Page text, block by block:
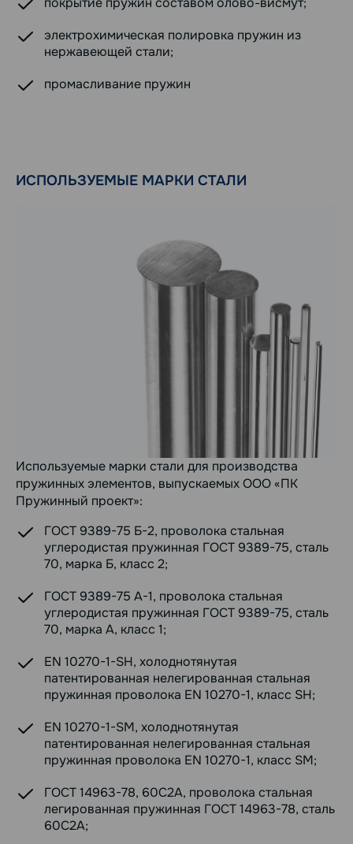
электрохимическая полировка пружин из
нержавеющей стали;
промасливание пружин
ИСПОЛЬЗУЕМЫЕ МАРКИ СТАЛИ
Используемые марки стали для производства
пружинных элементов, выпускаемых ООО «ПК
Пружинный проект»:
ГОСТ 9389-75 Б-2, проволока стальная
углеродистая пружинная ГОСТ 9389-75, сталь
70, марка Б, класс 2;
ГОСТ 9389-75 А-1, проволока стальная
углеродистая пружинная ГОСТ 9389-75, сталь
70, марка А, класс 1;
EN 10270-1-SH, холоднотянутая
патентированная нелегированная стальная
пружинная проволока EN 10270-1, класс SH;
EN 10270-1-SM, холоднотянутая
патентированная нелегированная стальная
пружинная проволока EN 10270-1, класс SM;
ГОСТ 14963-78, 60С2А, проволока стальная
легированная пружинная ГОСТ 14963-78, сталь
60С2А;